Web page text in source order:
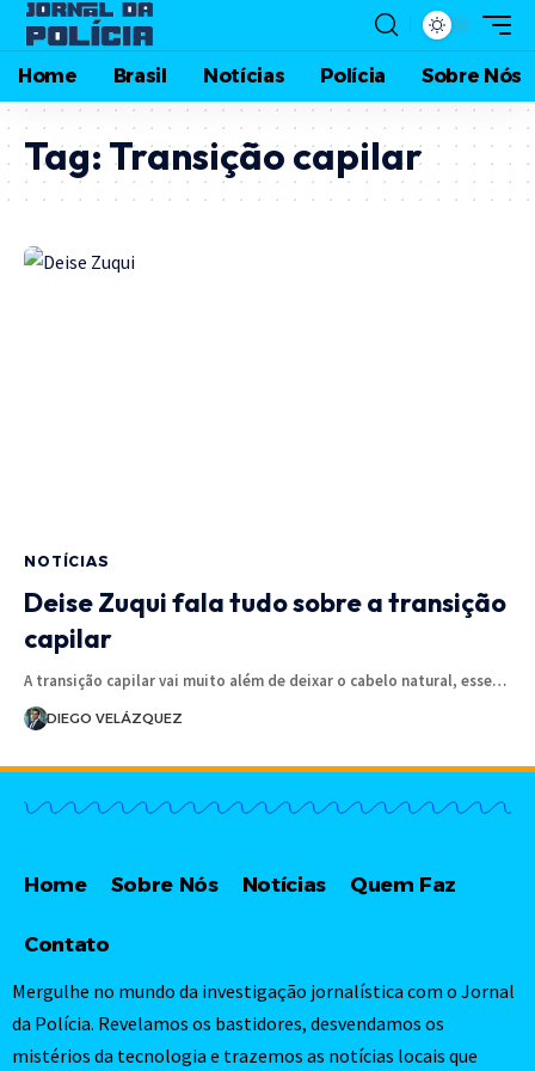
Home Brasil Notícias Polícia Sobre Nós
Tag: Transição capilar
NOTÍCIAS
Deise Zuqui fala tudo sobre a transição
capilar
A transição capilar vai muito além de deixar o cabelo natural, esse…
DIEGO VELÁZQUEZ
Home Sobre Nós Notícias Quem Faz
Contato
Mergulhe no mundo da investigação jornalística com o Jornal
da Polícia. Revelamos os bastidores, desvendamos os
mistérios da tecnologia e trazemos as notícias locais que